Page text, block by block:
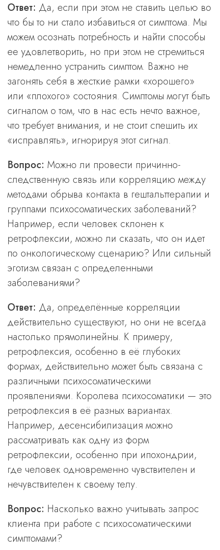
Ответ: Да, если при этом не ставить целью во
что бы то ни стало избавиться от симптома. Мы
можем осознать потребность и найти способы
ее удовлетворить, но при этом не стремиться
немедленно устранить симптом. Важно не
загонять себя в жесткие рамки «хорошего»
или «плохого» состояния. Симптомы могут быть
сигналом о том, что в нас есть нечто важное,
что требует внимания, и не стоит спешить их
«исправлять», игнорируя этот сигнал.
Вопрос: Можно ли провести причинно-
следственную связь или корреляцию между
методами обрыва контакта в гештальттерапии и
группами психосоматических заболеваний?
Например, если человек склонен к
ретрофлексии, можно ли сказать, что он идет
по онкологическому сценарию? Или сильный
эготизм связан с определенными
заболеваниями?
Ответ: Да, определённые корреляции
действительно существуют, но они не всегда
настолько прямолинейны. К примеру,
ретрофлексия, особенно в её глубоких
формах, действительно может быть связана с
различными психосоматическими
проявлениями. Королева психосоматики — это
ретрофлексия в её разных вариантах.
Например, десенсибилизация можно
рассматривать как одну из форм
ретрофлексии, особенно при ипохондрии,
где человек одновременно чувствителен и
нечувствителен к своему телу.
Вопрос: Насколько важно учитывать запрос
клиента при работе с психосоматическими
симптомами?